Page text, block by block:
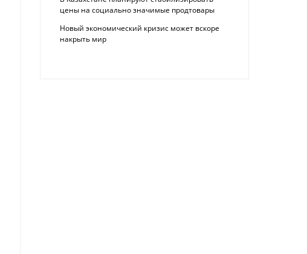
цены на социально значимые продтовары
Новый экономический кризис может вскоре
накрыть мир